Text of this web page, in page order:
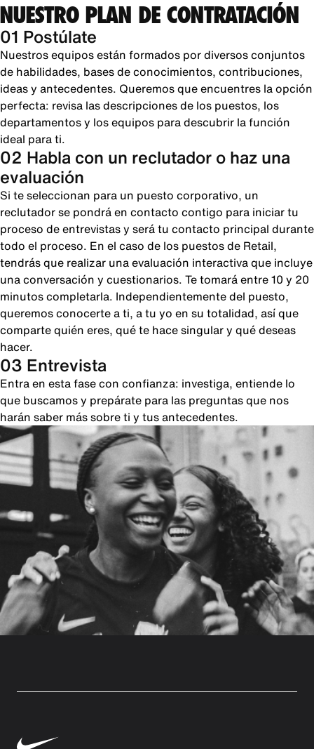
NUESTRO PLAN DE CONTRATACIÓN
01 Postúlate
Nuestros equipos están formados por diversos conjuntos
de habilidades, bases de conocimientos, contribuciones,
ideas y antecedentes. Queremos que encuentres la opción
perfecta: revisa las descripciones de los puestos, los
departamentos y los equipos para descubrir la función
ideal para ti.
02 Habla con un reclutador o haz una
evaluación
Si te seleccionan para un puesto corporativo, un
reclutador se pondrá en contacto contigo para iniciar tu
proceso de entrevistas y será tu contacto principal durante
todo el proceso. En el caso de los puestos de Retail,
tendrás que realizar una evaluación interactiva que incluye
una conversación y cuestionarios. Te tomará entre 10 y 20
minutos completarla. Independientemente del puesto,
queremos conocerte a ti, a tu yo en su totalidad, así que
comparte quién eres, qué te hace singular y qué deseas
hacer.
03 Entrevista
Entra en esta fase con confianza: investiga, entiende lo
que buscamos y prepárate para las preguntas que nos
harán saber más sobre ti y tus antecedentes.